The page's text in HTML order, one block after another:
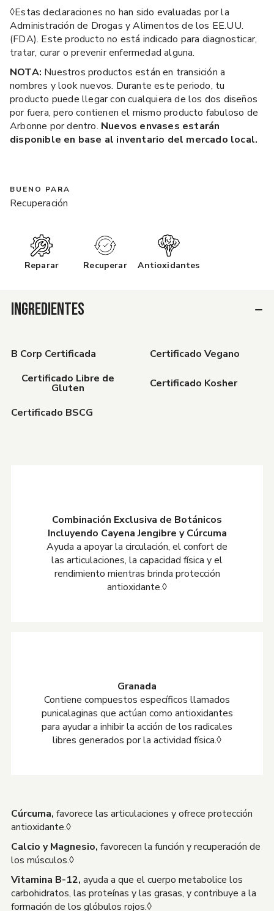
◊Estas declaraciones no han sido evaluadas por la
Administración de Drogas y Alimentos de los EE.UU.
(FDA). Este producto no está indicado para diagnosticar,
tratar, curar o prevenir enfermedad alguna.
NOTA: Nuestros productos están en transición a
nombres y look nuevos. Durante este periodo, tu
producto puede llegar con cualquiera de los dos diseños
por fuera, pero contienen el mismo producto fabuloso de
Arbonne por dentro. Nuevos envases estarán
disponible en base al inventario del mercado local.
BUENO PARA
Recuperación
Reparar Recuperar Antioxidantes
INGREDIENTES
B Corp Certificada
Certificado Vegano
Certificado Libre de
Gluten Certificado Kosher
Certificado BSCG
Combinación Exclusiva de Botánicos
Incluyendo Cayena Jengibre y Cúrcuma
Ayuda a apoyar la circulación, el confort de
las articulaciones, la capacidad física y el
rendimiento mientras brinda protección
antioxidante.◊
Granada
Contiene compuestos específicos llamados
punicalaginas que actúan como antioxidantes
para ayudar a inhibir la acción de los radicales
libres generados por la actividad física.◊
Cúrcuma, favorece las articulaciones y ofrece protección
antioxidante.◊
Calcio y Magnesio, favorecen la función y recuperación de
los músculos.◊
Vitamina B-12, ayuda a que el cuerpo metabolice los
carbohidratos, las proteínas y las grasas, y contribuye a la
formación de los glóbulos rojos.◊